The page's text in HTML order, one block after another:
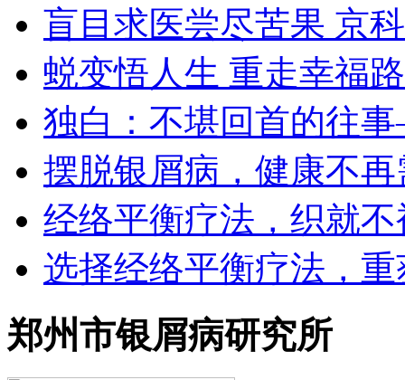
盲目求医尝尽苦果 京
蜕变悟人生 重走幸福路
独白：不堪回首的往
摆脱银屑病，健康不
经络平衡疗法，织就
选择经络平衡疗法，
郑州市银屑病研究所